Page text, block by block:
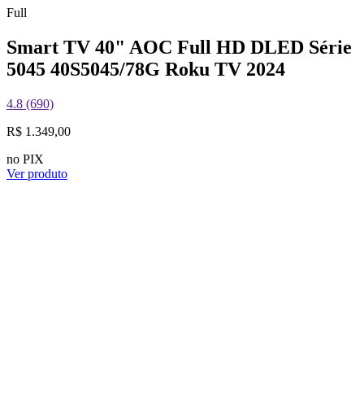
Full
Smart TV 40" AOC Full HD DLED Série
5045 40S5045/78G Roku TV 2024
4.8 (690)
R$ 1.349,00
no PIX
Ver produto